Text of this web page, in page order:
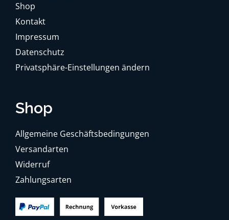
Shop
Kontakt
Impressum
Datenschutz
Privatsphäre-Einstellungen ändern
Shop
Allgemeine Geschäftsbedingungen
Versandarten
Widerruf
Zahlungsarten